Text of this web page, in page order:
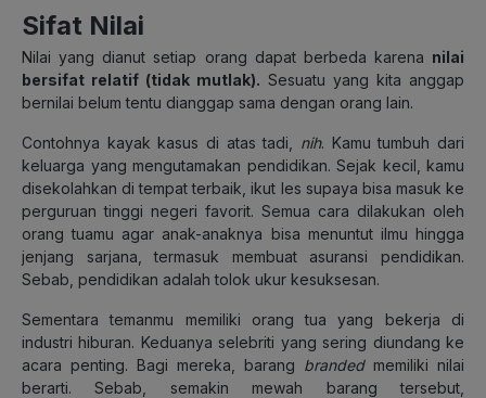
Sifat Nilai
Nilai yang dianut setiap orang dapat berbeda karena nilai
bersifat relatif (tidak mutlak). Sesuatu yang kita anggap
bernilai belum tentu dianggap sama dengan orang lain.
Contohnya kayak kasus di atas tadi, nih. Kamu tumbuh dari
keluarga yang mengutamakan pendidikan. Sejak kecil, kamu
disekolahkan di tempat terbaik, ikut les supaya bisa masuk ke
perguruan tinggi negeri favorit. Semua cara dilakukan oleh
orang tuamu agar anak-anaknya bisa menuntut ilmu hingga
jenjang sarjana, termasuk membuat asuransi pendidikan.
Sebab, pendidikan adalah tolok ukur kesuksesan.
Sementara temanmu memiliki orang tua yang bekerja di
industri hiburan. Keduanya selebriti yang sering diundang ke
acara penting. Bagi mereka, barang brandedmemiliki nilai
berarti. Sebab, semakin mewah barang tersebut,